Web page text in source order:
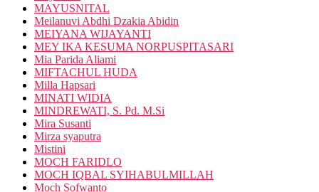
MAYUSNITAL
Meilanuvi Abdhi Dzakia Abidin
MEIYANA WIJAYANTI
MEY IKA KESUMA NORPUSPITASARI
Mia Parida Aliami
MIFTACHUL HUDA
Milla Hapsari
MINATI WIDIA
MINDREWATI, S. Pd. M.Si
Mira Susanti
Mirza syaputra
Mistini
MOCH FARIDLO
MOCH IQBAL SYIHABULMILLAH
Moch Sofwanto